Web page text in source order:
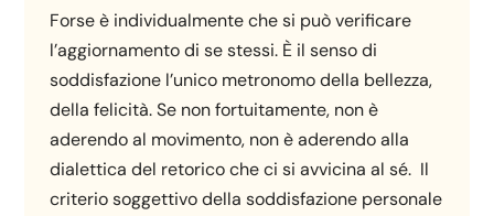
Forse è individualmente che si può verificare
l’aggiornamento di se stessi. È il senso di
soddisfazione l’unico metronomo della bellezza,
della felicità. Se non fortuitamente, non è
aderendo al movimento, non è aderendo alla
dialettica del retorico che ci si avvicina al sé. Il
criterio soggettivo della soddisfazione personale